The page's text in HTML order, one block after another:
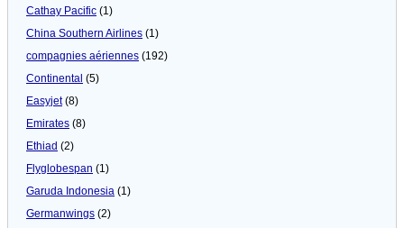
Cathay Pacific (1)
China Southern Airlines (1)
compagnies aériennes (192)
Continental (5)
Easyjet(8)
Emirates (8)
Ethiad (2)
Flyglobespan (1)
Garuda Indonesia (1)
Germanwings (2)